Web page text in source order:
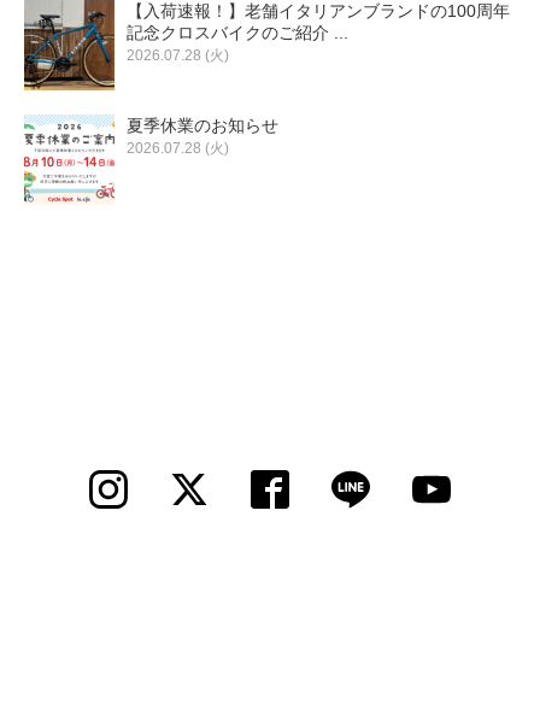
【入荷速報！】老舗イタリアンブランドの100周年
記念クロスバイクのご紹介 ...
2026.07.28 (火)
夏季休業のお知らせ
2026.07.28 (火)